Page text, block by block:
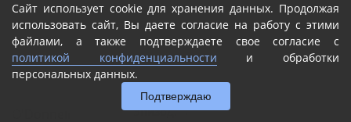
The Last Word with Lawrence
O'Donnell
Сезон: 2025
Эпизод: 71
Сайт использует cookie для хранения данных. Продолжая
использовать сайт, Вы даете согласие на работу с этими
файлами, а также подтверждаете свое согласие с
политикой конфиденциальности и обработки
персональных данных.
Подтверждаю